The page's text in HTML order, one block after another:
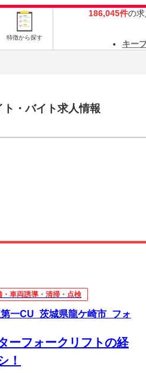
特徴から探す
186,045件の
キー
ト・バイト求人情報
・車両誘導・清掃・点検
一CU_茨城県龍ケ崎市_フォ
ーフォークリフトの経
！